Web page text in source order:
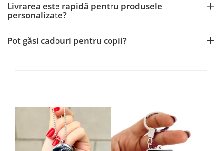
Livrarea este rapidă pentru produsele
personalizate?
Pot găsi cadouri pentru copii?